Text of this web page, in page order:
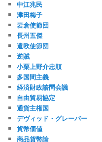
中江兆民
津田梅子
岩倉使節団
長州五傑
遣欧使節団
逆賊
小栗上野介忠順
多国間主義
経済財政諮問会議
自由貿易協定
通貨主権国
デヴィッド・グレーバー
貨幣価値
商品貨幣論